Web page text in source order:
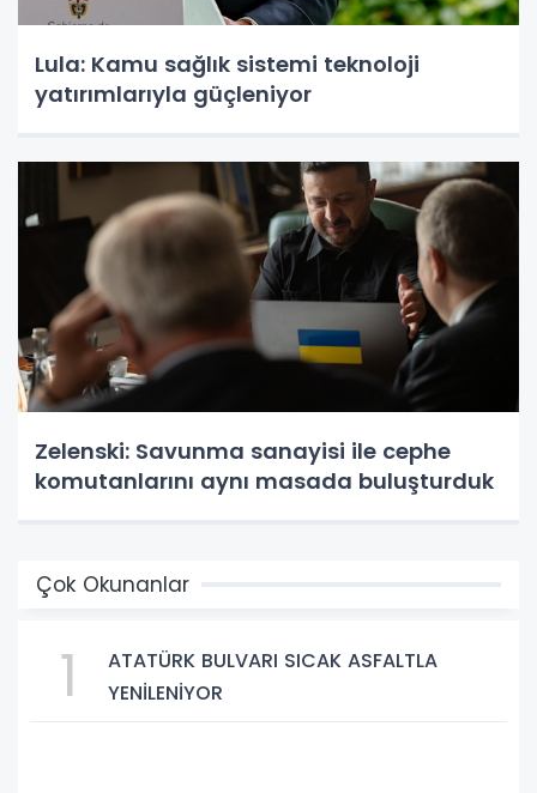
Lula: Kamu sağlık sistemi teknoloji
yatırımlarıyla güçleniyor
Zelenski: Savunma sanayisi ile cephe
komutanlarını aynı masada buluşturduk
Çok Okunanlar
1
ATATÜRK BULVARI SICAK ASFALTLA
YENİLENİYOR